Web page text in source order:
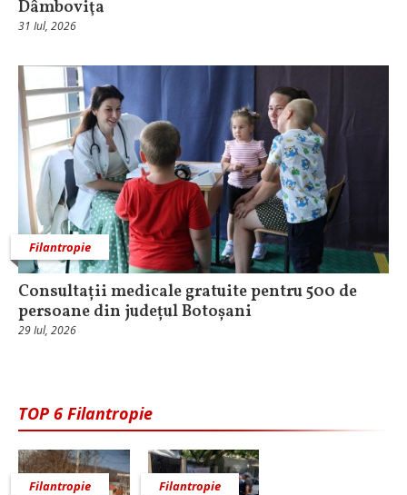
Dâmboviţa
31 Iul, 2026
Filantropie
Consultații medicale gratuite pentru 500 de
persoane din județul Botoșani
29 Iul, 2026
TOP 6 Filantropie
Filantropie Filantropie